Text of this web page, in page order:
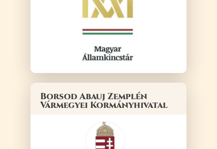
Borsod Abauj Zemplén
Vármegyei Kormányhivatal